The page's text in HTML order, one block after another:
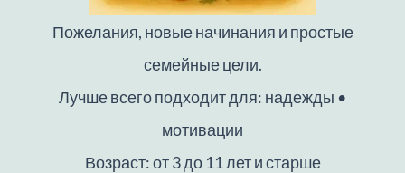
Пожелания, новые начинания и простые
семейные цели.
Лучше всего подходит для: надежды •
мотивации
Возраст: от 3 до 11 лет и старше